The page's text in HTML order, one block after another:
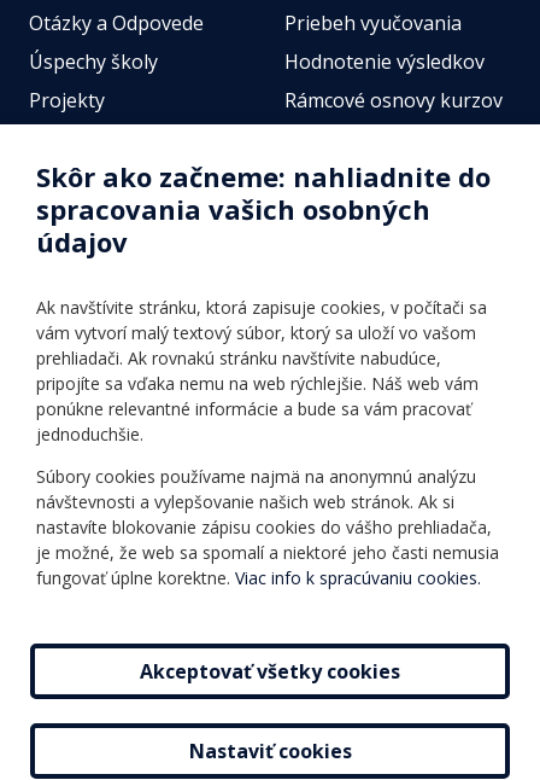
Otázky a Odpovede
Úspechy školy
Projekty
Fotogalérie
Identifikačné údaje školy
Úradné hodiny
Vnútorný poriadok
Priebeh vyučovania
Hodnotenie výsledkov
Rámcové osnovy kurzov
Online testy
Ponuka jazykov
Informácie o kurzoch
Online testy
Ako si vybrať a kúpiť
kurz
Príspevky
Rozvrh hodín
Ochrana osobných
údajov
Všeobecné obchodné
podmienky
Skôr ako začneme: nahliadnite do
spracovania vašich osobných
údajov
Ak navštívite stránku, ktorá zapisuje cookies, v počítači sa
vám vytvorí malý textový súbor, ktorý sa uloží vo vašom
prehliadači. Ak rovnakú stránku navštívite nabudúce,
pripojíte sa vďaka nemu na web rýchlejšie. Náš web vám
ponúkne relevantné informácie a bude sa vám pracovať
jednoduchšie.
Súbory cookies používame najmä na anonymnú analýzu
návštevnosti a vylepšovanie našich web stránok. Ak si
nastavíte blokovanie zápisu cookies do vášho prehliadača,
je možné, že web sa spomalí a niektoré jeho časti nemusia
fungovať úplne korektne. Viac info k spracúvaniu cookies.
Akceptovať všetky cookies
Nastaviť cookies